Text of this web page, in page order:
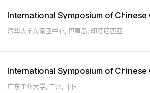
International Symposium of Chinese
清华大学东南亚中心, 巴厘岛, 印度尼西亚
International Symposium of Chinese
广东工业大学, 广州, 中国